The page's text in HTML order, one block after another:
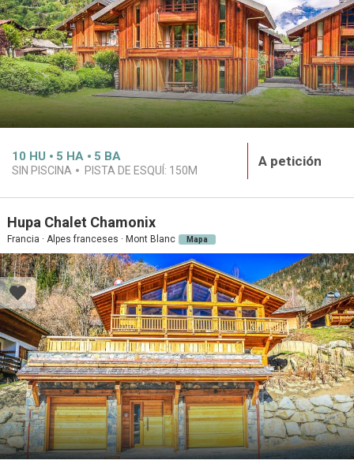
10 HU 5 HA 5 BA
SIN PISCINA PISTA DE ESQUÍ: 150M
A petición
Hupa Chalet Chamonix
Francia · Alpes franceses · Mont Blanc Mapa